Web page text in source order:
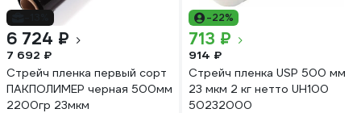
6 724 ₽
7 692 ₽
Стрейч пленка первый сорт
ПАКПОЛИМЕР черная 500мм
2200гр 23мкм
-22%
713 ₽
914 ₽
Стрейч пленка USP 500 мм
23 мкм 2 кг нетто UH100
50232000